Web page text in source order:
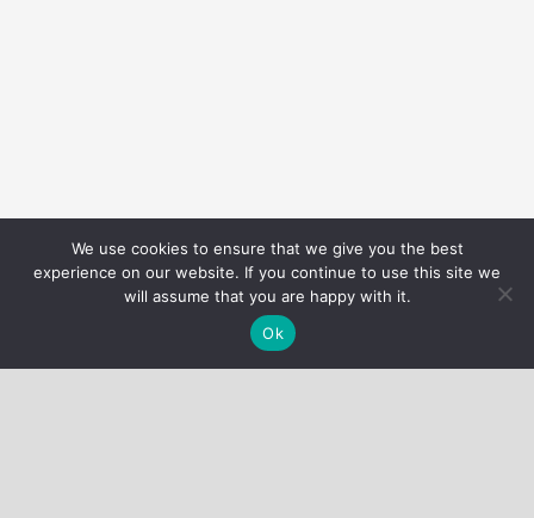
Nous utilisons des cookies pour vous garantir la meilleure
expérience sur notre site web.
Réglages des cookies
J'accepte
We use cookies to ensure that we give you the best
experience on our website. If you continue to use this site we
will assume that you are happy with it.
Ok